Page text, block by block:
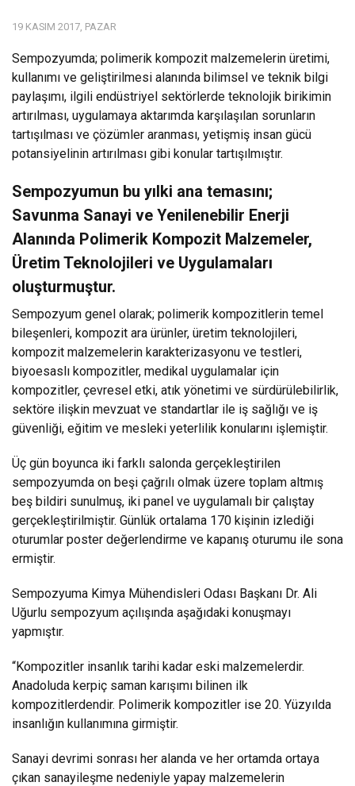
19 KASIM 2017, PAZAR
Sempozyumda; polimerik kompozit malzemelerin üretimi,
kullanımı ve geliştirilmesi alanında bilimsel ve teknik bilgi
paylaşımı, ilgili endüstriyel sektörlerde teknolojik birikimin
artırılması, uygulamaya aktarımda karşılaşılan sorunların
tartışılması ve çözümler aranması, yetişmiş insan gücü
potansiyelinin artırılması gibi konular tartışılmıştır.
Sempozyumun bu yılki ana temasını;
Savunma Sanayi ve Yenilenebilir Enerji
Alanında Polimerik Kompozit Malzemeler,
Üretim Teknolojileri ve Uygulamaları
oluşturmuştur.
Sempozyum genel olarak; polimerik kompozitlerin temel
bileşenleri, kompozit ara ürünler, üretim teknolojileri,
kompozit malzemelerin karakterizasyonu ve testleri,
biyoesaslı kompozitler, medikal uygulamalar için
kompozitler, çevresel etki, atık yönetimi ve sürdürülebilirlik,
sektöre ilişkin mevzuat ve standartlar ile iş sağlığı ve iş
güvenliği, eğitim ve mesleki yeterlilik konularını işlemiştir.
Üç gün boyunca iki farklı salonda gerçekleştirilen
sempozyumda on beşi çağrılı olmak üzere toplam altmış
beş bildiri sunulmuş, iki panel ve uygulamalı bir çalıştay
gerçekleştirilmiştir. Günlük ortalama 170 kişinin izlediği
oturumlar poster değerlendirme ve kapanış oturumu ile sona
ermiştir.
Sempozyuma Kimya Mühendisleri Odası Başkanı Dr. Ali
Uğurlu sempozyum açılışında aşağıdaki konuşmayı
yapmıştır.
“Kompozitler insanlık tarihi kadar eski malzemelerdir.
Anadoluda kerpiç saman karışımı bilinen ilk
kompozitlerdendir. Polimerik kompozitler ise 20. Yüzyılda
insanlığın kullanımına girmiştir.
Sanayi devrimi sonrası her alanda ve her ortamda ortaya
çıkan sanayileşme nedeniyle yapay malzemelerin